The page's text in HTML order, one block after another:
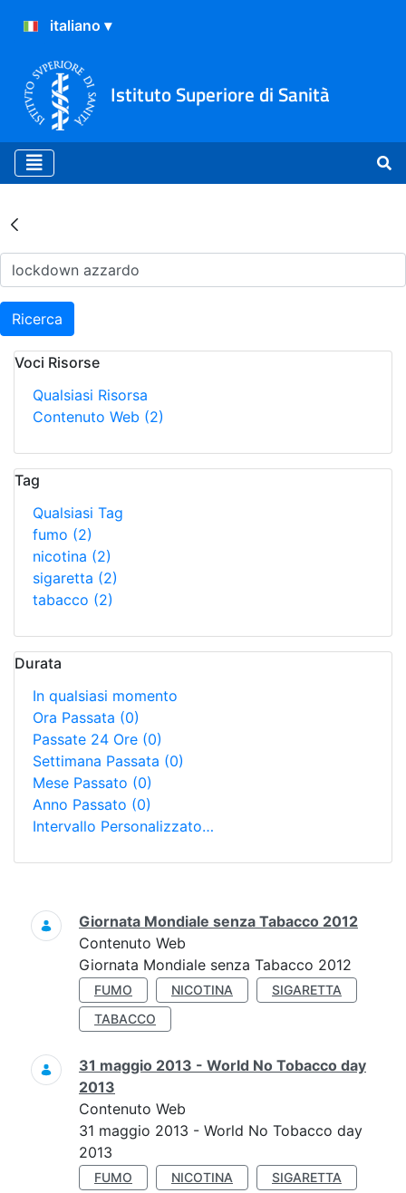
Istituto Superiore di Sanità
Risultati della Ricerca -
Ricerca
Voci Risorse
Qualsiasi Risorsa
Contenuto Web (2)
Tag
Qualsiasi Tag
fumo (2)
nicotina (2)
sigaretta (2)
tabacco (2)
Durata
In qualsiasi momento
Ora Passata (0)
Passate 24 Ore (0)
Settimana Passata (0)
Mese Passato (0)
Anno Passato (0)
Intervallo Personalizzato…
Ricerca
Giornata Mondiale senza Tabacco 2012
Contenuto Web
Giornata Mondiale senza Tabacco 2012
FUMO NICOTINA
SIGARETTA
TABACCO
31 maggio 2013 - World No Tobacco day
2013
Contenuto Web
31 maggio 2013 - World No Tobacco day
2013
FUMO NICOTINA
SIGARETTA